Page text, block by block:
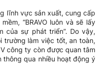
lĩnh vực sản xuất, cung cấp
mềm, “BRAVO luôn và sẽ lấy
của sự phát triển”. Do vậy,
trường làm việc tốt, an toàn,
công ty còn được quan tâm
thông qua nhiều hoạt động ý